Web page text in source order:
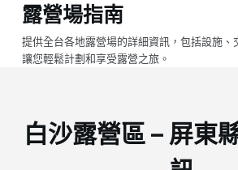
跳
至
主
容
露營場指南
提供全台各地露營場的詳細資訊，包括設施、
讓您輕鬆計劃和享受露營之旅。
白沙露營區 – 屏東